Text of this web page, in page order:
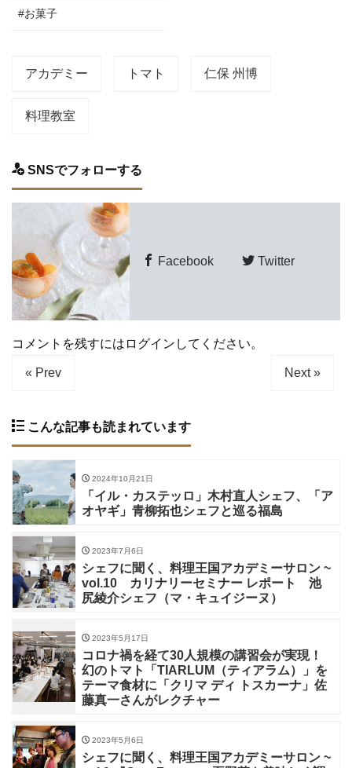
#お菓子
アカデミー トマト 仁保 州博
料理教室
SNSでフォローする
Facebook Twitter
コメントを残すにはログインしてください。
« Prev Next »
こんな記事も読まれています
2024年10月21日
「イル・カステッロ」木村直人シェフ、「ア
オヤギ」青柳拓也シェフと巡る福島
2023年7月6日
シェフに聞く、料理王国アカデミーサロン ~
vol.10 カリナリーセミナー レポート 池
尻綾介シェフ（マ・キュイジーヌ）
2023年5月17日
コロナ禍を経て30人規模の講習会が実現！
幻のトマト「TIARLUM（ティアラム）」を
テーマ食材に「クリマ ディ トスカーナ」佐
藤真一さんがレクチャー
2023年5月6日
シェフに聞く、料理王国アカデミーサロン ~